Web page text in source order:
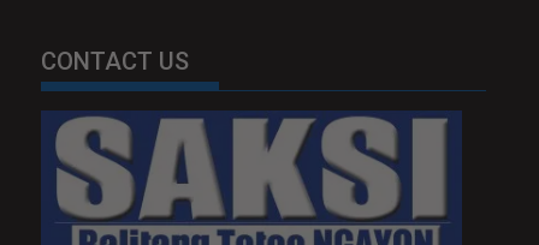
CONTACT US